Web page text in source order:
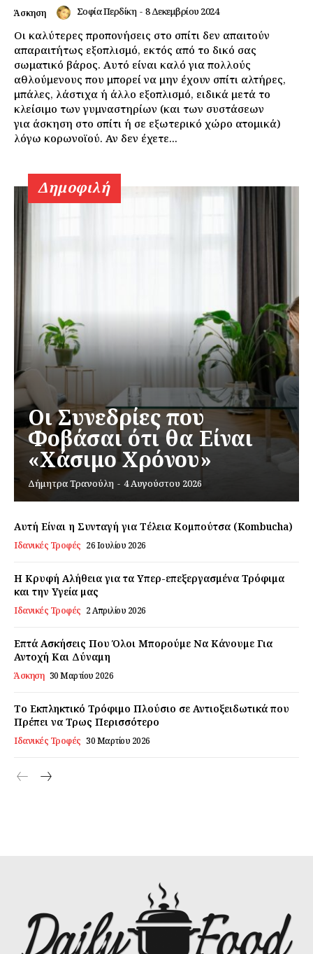
Daily Food
Αποποίηση Ευθυνών
Ο λογαριασμός μου
Άσκηση Σοφία Περδίκη - 8 Δεκεμβρίου 2024
Οι καλύτερες προπονήσεις στο σπίτι δεν απαιτούν
απαραιτήτως εξοπλισμό, εκτός από το δικό σας
σωματικό βάρος. Αυτό είναι καλό για πολλούς
αθλούμενους που μπορεί να μην έχουν σπίτι αλτήρες,
μπάλες, λάστιχα ή άλλο εξοπλισμό, ειδικά μετά το
κλείσιμο των γυμναστηρίων (και των συστάσεων
για άσκηση στο σπίτι ή σε εξωτερικό χώρο ατομικά)
λόγω κορωνοϊού. Αν δεν έχετε...
Δημοφιλή
Οι Συνεδρίες που
Φοβάσαι ότι θα Είναι
«Χάσιμο Χρόνου»
Δήμητρα Τρανούλη - 4 Αυγούστου 2026
Αυτή Είναι η Συνταγή για Τέλεια Κομπούτσα (Kombucha)
Ιδανικές Τροφές 26 Ιουλίου 2026
Η Κρυφή Αλήθεια για τα Υπερ-επεξεργασμένα Τρόφιμα
και την Υγεία μας
Ιδανικές Τροφές 2 Απριλίου 2026
Επτά Ασκήσεις Που Όλοι Μπορούμε Να Κάνουμε Για
Αντοχή Και Δύναμη
Άσκηση 30 Μαρτίου 2026
Το Εκπληκτικό Τρόφιμο Πλούσιο σε Αντιοξειδωτικά που
Πρέπει να Τρως Περισσότερο
Ιδανικές Τροφές 30 Μαρτίου 2026